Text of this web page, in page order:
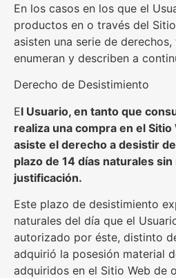
En los casos en los que el
productos en o través del
asisten una serie de
enumeran y describen a
Derecho de Desistimiento
El Usuario, en tanto que
realiza una compra en el Sitio
asiste el derecho a desistir
plazo de 14 días naturales
justificación.
Este plazo de desistimiento
naturales del día que el
autorizado por éste, distinto
adquirió la posesión material
adquiridos en el Sitio Web de